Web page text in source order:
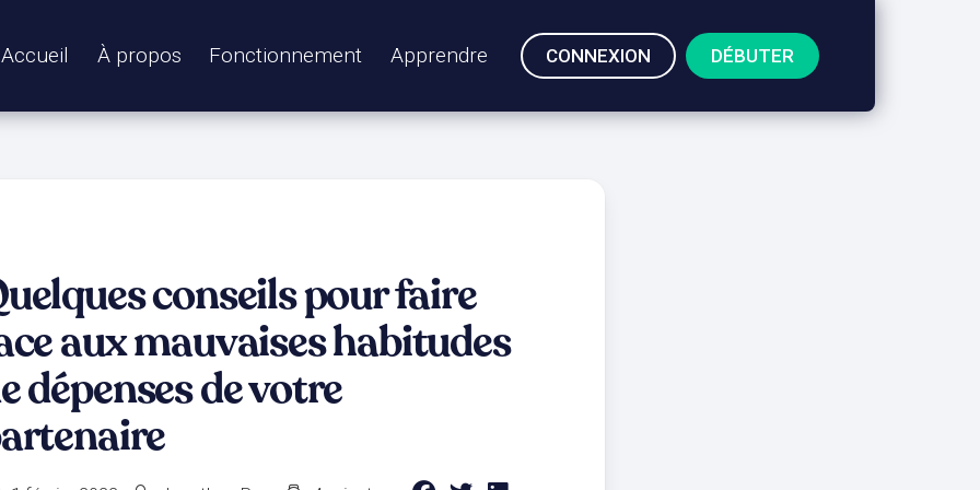
Accueil À propos Fonctionnement Apprendre CONNEXION DÉBUTER
conseils pour faire
aux mauvaises habitudes
dépenses de votre